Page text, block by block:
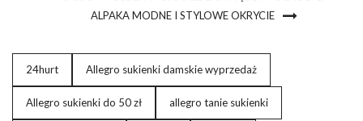
ALPAKA MODNE I STYLOWE OKRYCIE
24hurt Allegro sukienki damskie wyprzedaż
Allegro sukienki do 50 zł allegro tanie sukienki